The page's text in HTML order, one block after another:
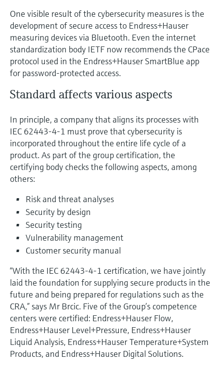
One visible result of the cybersecurity measures is the
development of secure access to Endress+Hauser
measuring devices via Bluetooth. Even the internet
standardization body IETF now recommends the CPace
protocol used in the Endress+Hauser SmartBlue app
for password-protected access.
Standard affects various aspects
In principle, a company that aligns its processes with
IEC 62443-4-1 must prove that cybersecurity is
incorporated throughout the entire life cycle of a
product. As part of the group certification, the
certifying body checks the following aspects, among
others:
Risk and threat analyses
Security by design
Security testing
Vulnerability management
Customer security manual
“With the IEC 62443-4-1 certification, we have jointly
laid the foundation for supplying secure products in the
future and being prepared for regulations such as the
CRA,” says Mr Brcic. Five of the Group’s competence
centers were certified: Endress+Hauser Flow,
Endress+Hauser Level+Pressure, Endress+Hauser
Liquid Analysis, Endress+Hauser Temperature+System
Products, and Endress+Hauser Digital Solutions.